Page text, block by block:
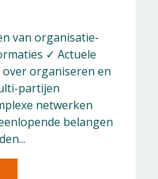
van organisatie-
✓ Actuele
organiseren en
partijen
netwerken
belangen